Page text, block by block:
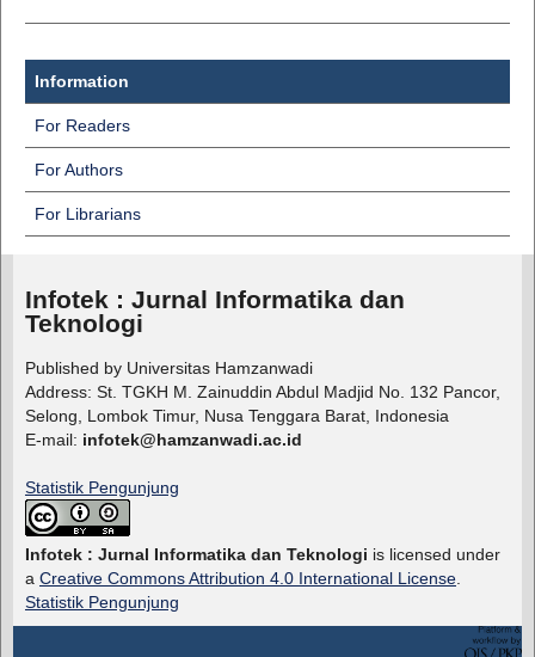
Information
For Readers
For Authors
For Librarians
Infotek : Jurnal Informatika dan
Teknologi
Published by Universitas Hamzanwadi
Address: St. TGKH M. Zainuddin Abdul Madjid No. 132 Pancor,
Selong, Lombok Timur, Nusa Tenggara Barat, Indonesia
E-mail: infotek@hamzanwadi.ac.id
Statistik Pengunjung
Infotek : Jurnal Informatika dan Teknologi is licensed under
a Creative Commons Attribution 4.0 International License.
Statistik Pengunjung